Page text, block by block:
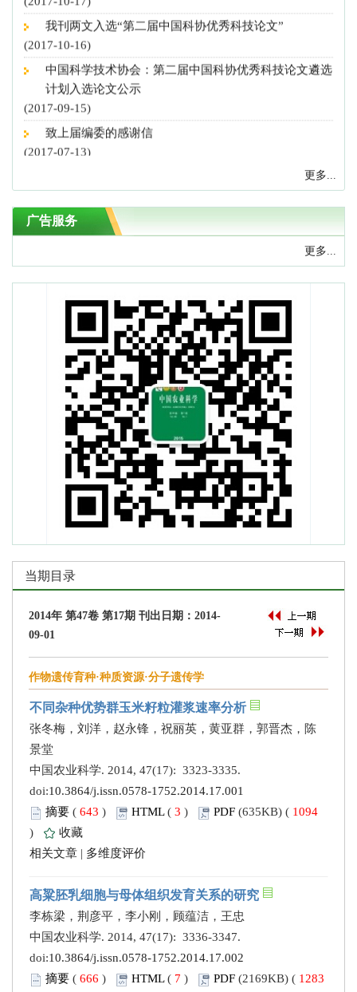
我刊两文入选“第二届中国科协优秀科技论文”
(2017-10-16)
中国科学技术协会：第二届中国科协优秀科技论文遴选
计划入选论文公示
(2017-09-15)
致上届编委的感谢信
(2017-07-13)
更多...
广告服务
更多...
当期目录
2014年 第47卷 第17期 刊出日期：2014-
09-01
作物遗传育种·种质资源·分子遗传学
不同杂种优势群玉米籽粒灌浆速率分析
张冬梅，刘洋，赵永锋，祝丽英，黄亚群，郭晋杰，陈
景堂
中国农业科学. 2014, 47(17): 3323-3335.
doi:10.3864/j.issn.0578-1752.2014.17.001
摘要 ( 643 ) HTML( 3 ) PDF (635KB) ( 1094
)
收藏
相关文章 | 多维度评价
高粱胚乳细胞与母体组织发育关系的研究
李栋梁，荆彦平，李小刚，顾蕴洁，王忠
中国农业科学. 2014, 47(17): 3336-3347.
doi:10.3864/j.issn.0578-1752.2014.17.002
摘要 ( 666 ) HTML( 7 ) PDF (2169KB) ( 1283